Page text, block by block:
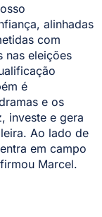
alinhadas
com
nas eleições
é
e os
investe e gera
Ao lado de
em campo
Marcel.